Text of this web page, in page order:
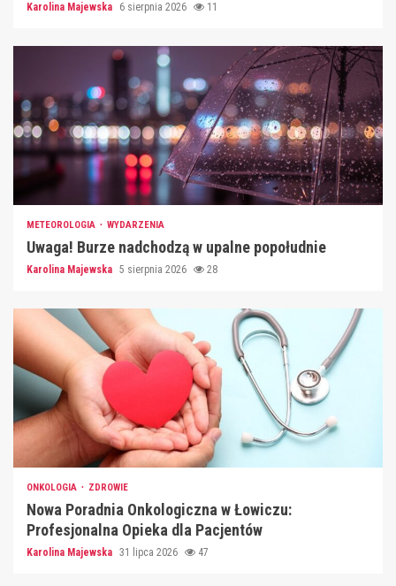
Karolina Majewska 6 sierpnia 2026 11
METEOROLOGIA WYDARZENIA
Uwaga! Burze nadchodzą w upalne popołudnie
Karolina Majewska 5 sierpnia 2026 28
ONKOLOGIA ZDROWIE
Nowa Poradnia Onkologiczna w Łowiczu:
Profesjonalna Opieka dla Pacjentów
Karolina Majewska 31 lipca 2026 47